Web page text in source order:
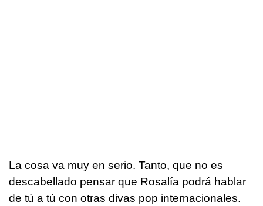
La cosa va muy en serio. Tanto, que no es
descabellado pensar que Rosalía podrá hablar
de tú a tú con otras divas pop internacionales.